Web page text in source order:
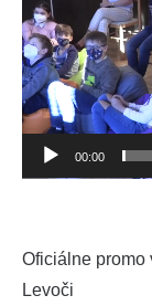
00:00
Oficiálne promo
Levoči